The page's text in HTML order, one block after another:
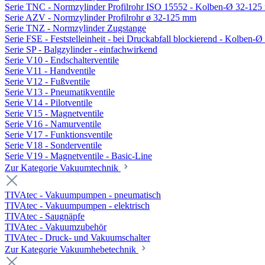
Serie TNC - Normzylinder Profilrohr ISO 15552 - Kolben-Ø 32-125
Serie AZV - Normzylinder Profilrohr ø 32-125 mm
Serie TNZ - Normzylinder Zugstange
Serie FSE - Feststelleinheit - bei Druckabfall blockierend - Kolben-Ø
Serie SP - Balgzylinder - einfachwirkend
Serie V10 - Endschalterventile
Serie V11 - Handventile
Serie V12 - Fußventile
Serie V13 - Pneumatikventile
Serie V14 - Pilotventile
Serie V15 - Magnetventile
Serie V16 - Namurventile
Serie V17 - Funktionsventile
Serie V18 - Sonderventile
Serie V19 - Magnetventile - Basic-Line
Zur Kategorie Vakuumtechnik
TIVAtec - Vakuumpumpen - pneumatisch
TIVAtec - Vakuumpumpen - elektrisch
TIVAtec - Saugnäpfe
TIVAtec - Vakuumzubehör
TIVAtec - Druck- und Vakuumschalter
Zur Kategorie Vakuumhebetechnik